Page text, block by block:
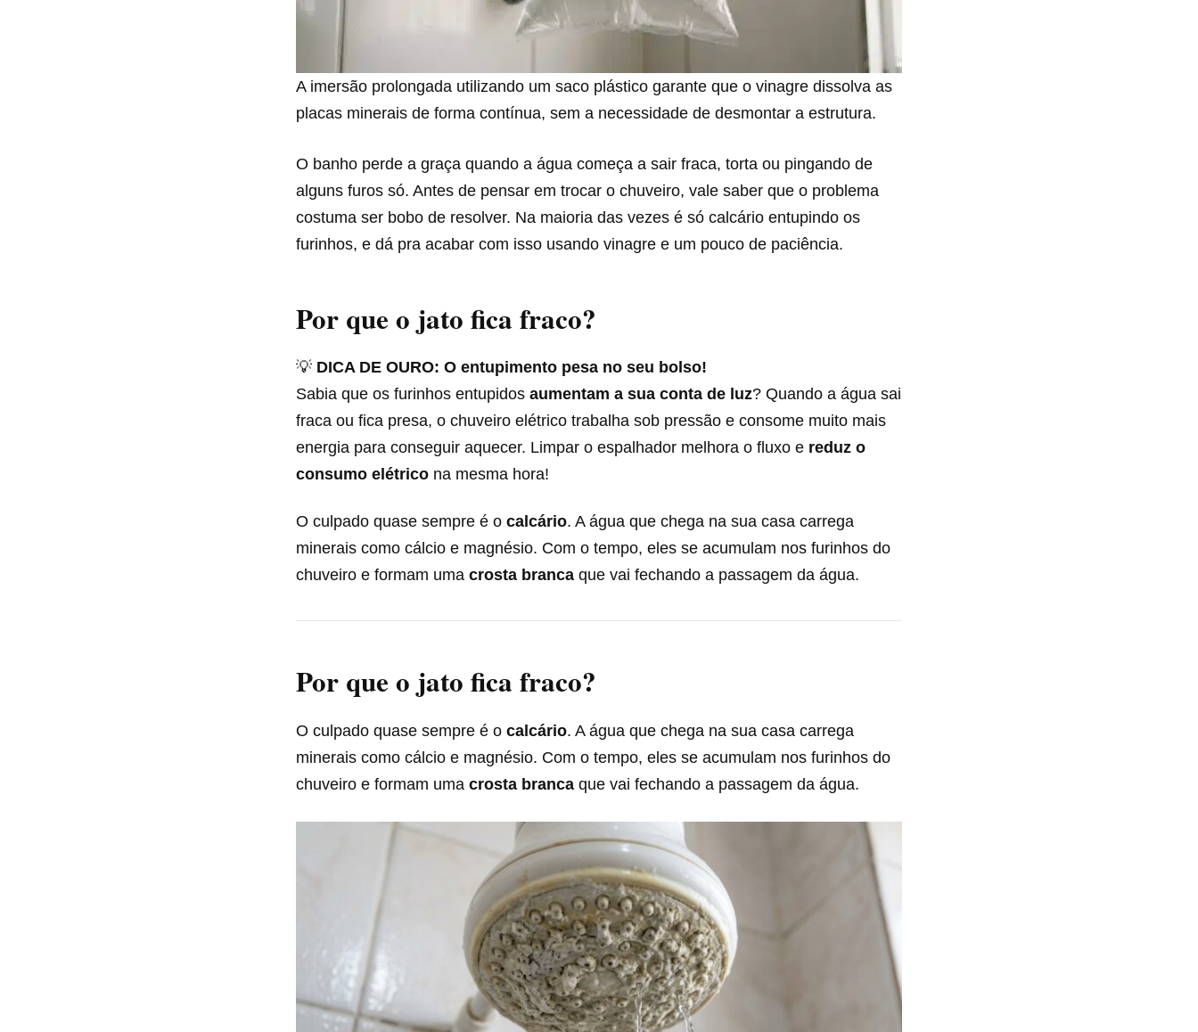
A imersão prolongada utilizando um saco plástico garante que o vinagre dissolva as
placas minerais de forma contínua, sem a necessidade de desmontar a estrutura.
O banho perde a graça quando a água começa a sair fraca, torta ou pingando de
alguns furos só. Antes de pensar em trocar o chuveiro, vale saber que o problema
costuma ser bobo de resolver. Na maioria das vezes é só calcário entupindo os
furinhos, e dá pra acabar com isso usando vinagre e um pouco de paciência.
Por que o jato fica fraco?
💡 DICA DE OURO: O entupimento pesa no seu bolso!
Sabia que os furinhos entupidos aumentam a sua conta de luz? Quando a água sai
fraca ou fica presa, o chuveiro elétrico trabalha sob pressão e consome muito mais
energia para conseguir aquecer. Limpar o espalhador melhora o fluxo e reduz o
consumo elétrico na mesma hora!
O culpado quase sempre é o calcário. A água que chega na sua casa carrega
minerais como cálcio e magnésio. Com o tempo, eles se acumulam nos furinhos do
chuveiro e formam uma crosta branca que vai fechando a passagem da água.
Por que o jato fica fraco?
O culpado quase sempre é o calcário. A água que chega na sua casa carrega
minerais como cálcio e magnésio. Com o tempo, eles se acumulam nos furinhos do
chuveiro e formam uma crosta branca que vai fechando a passagem da água.